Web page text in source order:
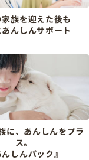
族を迎えた後も
んしんサポート
に、あんしんをプラ
ス。
んしんパック』